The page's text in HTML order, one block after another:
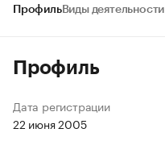
ПрофильВиды деятельности
Профиль
Дата регистрации
22 июня 2005